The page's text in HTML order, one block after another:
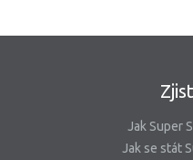
Jak Super
Jak se stát